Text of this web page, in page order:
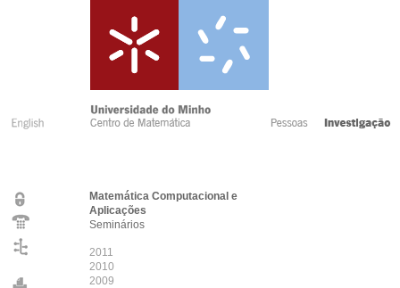
Matemática Computacional e
Aplicações
Seminários
2011
2010
2009